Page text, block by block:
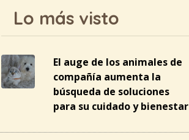
Lo más visto
El auge de los animales de
compañía aumenta la
búsqueda de soluciones
para su cuidado y bienestar